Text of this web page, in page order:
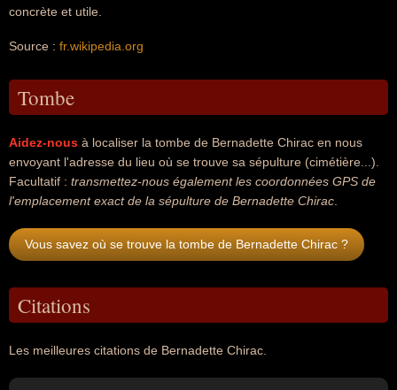
concrète et utile.
Source : fr.wikipedia.org
Tombe
Aidez-nous à localiser la tombe de Bernadette Chirac en nous
envoyant l'adresse du lieu où se trouve sa sépulture (cimétière...).
Facultatif : transmettez-nous également les coordonnées GPS de
l'emplacement exact de la sépulture de Bernadette Chirac
Vous savez où se trouve la tombe de Bernadette Chirac ?
Citations
Les meilleures citations de Bernadette Chirac.